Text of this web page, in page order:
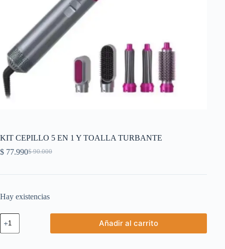
KIT CEPILLO 5 EN 1 Y TOALLA TURBANTE
$90.000
El
original
$ 77.990El
actual
Hay existencias
KIT
CEPILLO
5
Añadir al carrito